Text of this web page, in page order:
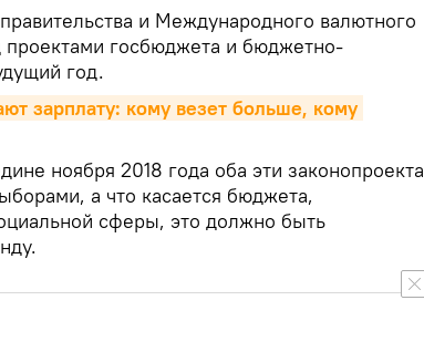
и Международного валютного
проектами госбюджета и бюджетно-
год.
зарплату: кому везет больше, кому
ноября 2018 года оба эти законопроекта
а что касается бюджета,
сферы, это должно быть